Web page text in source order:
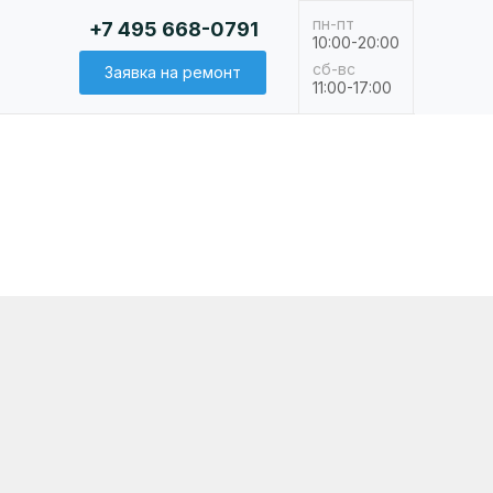
пн-пт
сб-вс
10:00-20:00
11:00-17:00
+7 495 668-0791
Заявка на ремонт